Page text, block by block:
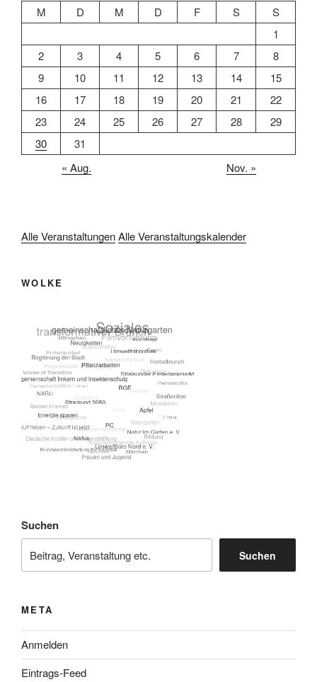
M
D M D F S
S
1
2
3 4 5 6 7
8
9
10 11 12 13 14
15
16
17 18 19 20 21
22
23
24 25 26 27 28
29
30
31
« Aug.
Nov. »
Alle VeranstaltungenAlle Veranstaltungskalender
WOLKE
Suchen
Suchen
META
Anmelden
Eintrags-Feed